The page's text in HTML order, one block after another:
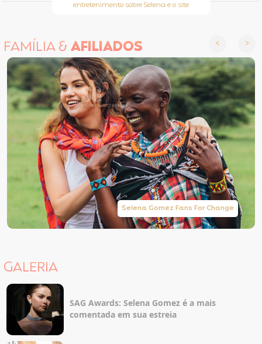
entretenimento sobre Selena e o site
FAMÍLIA &AFILIADOS
Selena Gomez Fans For Change
GALERIA
SAG Awards: Selena Gomez é a mais
comentada em sua estreia